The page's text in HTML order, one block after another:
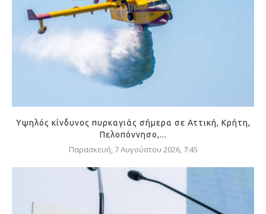
Υψηλός κίνδυνος πυρκαγιάς σήμερα σε Αττική, Κρήτη,
Πελοπόννησο,...
Παρασκευή, 7 Αυγούστου 2026, 7:45